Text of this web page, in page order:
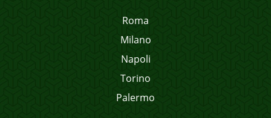
Roma
Milano
Napoli
Torino
Palermo